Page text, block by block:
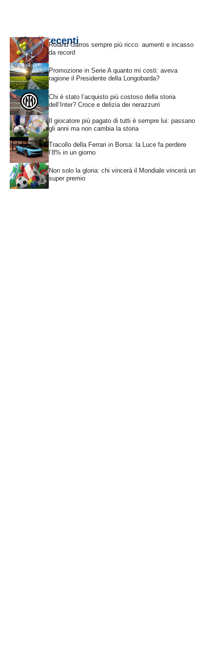
Articoli recentiRoland Garros sempre più ricco: aumenti e incasso
da record
Promozione in Serie A quanto mi costi: aveva
ragione il Presidente della Longobarda?
Chi è stato l’acquisto più costoso della storia
dell’Inter? Croce e delizia dei nerazzurri
Il giocatore più pagato di tutti è sempre lui: passano
gli anni ma non cambia la storia
Tracollo della Ferrari in Borsa: la Luce fa perdere
l’8% in un giorno
Non solo la gloria: chi vincerà il Mondiale vincerà un
super premio